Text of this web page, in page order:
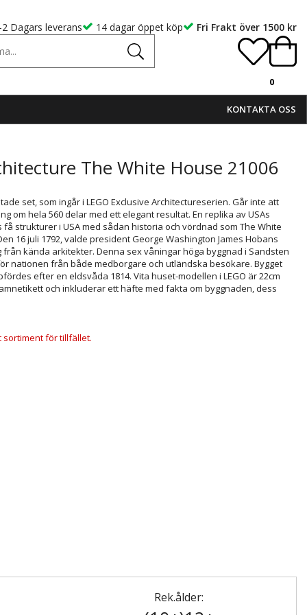
2 Dagars leverans 14 dagar öppet köp Fri Frakt över 1500 kr
0
KONTAKTA OSS
The White House 21006
set, som ingår i LEGO Exclusive Architectureserien. Går inte att
om hela 560 delar med ett elegant resultat. En replika av USAs
strukturer i USA med sådan historia och vördnad som The White
16 juli 1792, valde president George Washington James Hobans
kända arkitekter. Denna sex våningar höga byggnad i Sandsten
nationen från både medborgare och utländska besökare. Bygget
efter en eldsvåda 1814. Vita huset-modellen i LEGO är 22cm
och inkluderar ett häfte med fakta om byggnaden, dess
sortiment för tillfället.
Rek.ålder: